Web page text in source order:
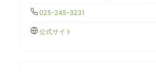
025-245-3231
公式サイト